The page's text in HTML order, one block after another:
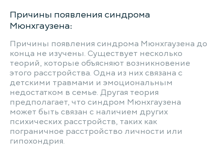
Причины появления синдрома
Мюнхгаузена:
Причины появления синдрома Мюнхгаузена до
конца не изучены. Существует несколько
теорий, которые объясняют возникновение
этого расстройства. Одна из них связана с
детскими травмами и эмоциональным
недостатком в семье. Другая теория
предполагает, что синдром Мюнхгаузена
может быть связан с наличием других
психических расстройств, таких как
пограничное расстройство личности или
гипохондрия.